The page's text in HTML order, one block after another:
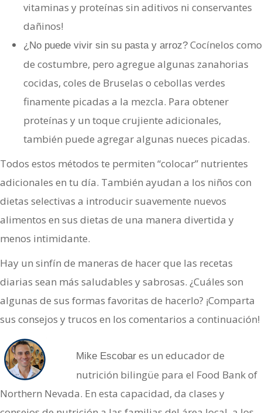
vitaminas y proteínas sin aditivos ni conservantes
dañinos!
¿No puede vivir sin su pasta y arroz? Cocínelos como
de costumbre, pero agregue algunas zanahorias
cocidas, coles de Bruselas o cebollas verdes
finamente picadas a la mezcla. Para obtener
proteínas y un toque crujiente adicionales,
también puede agregar algunas nueces picadas.
Todos estos métodos te permiten “colocar” nutrientes
adicionales en tu día. También ayudan a los niños con
dietas selectivas a introducir suavemente nuevos
alimentos en sus dietas de una manera divertida y
menos intimidante.
Hay un sinfín de maneras de hacer que las recetas
diarias sean más saludables y sabrosas. ¿Cuáles son
algunas de sus formas favoritas de hacerlo? ¡Comparta
sus consejos y trucos en los comentarios a continuación!
Mike Escobar es un educador de
nutrición bilingüe para el Food Bank of
Northern Nevada. En esta capacidad, da clases y